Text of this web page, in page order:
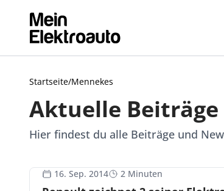
Startseite/Mennekes
Aktuelle Beiträge
Hier findest du alle Beiträge und
16. Sep. 2014 2 Minuten